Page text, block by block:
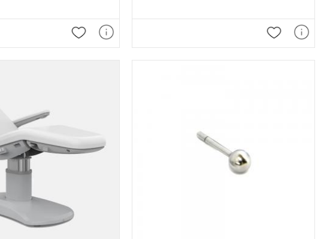
Lägg till i favoriter Lägg till i